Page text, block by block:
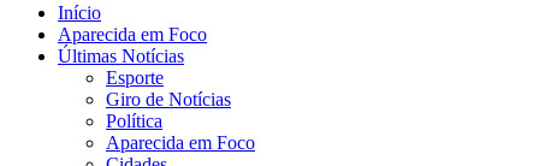
Início
Aparecida em Foco
Últimas Notícias
Esporte
Giro de Notícias
Política
Aparecida em Foco